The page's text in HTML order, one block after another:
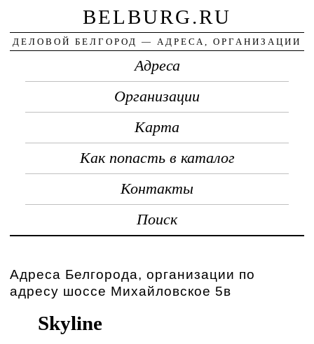
BELBURG.RU
ДЕЛОВОЙ БЕЛГОРОД — АДРЕСА, ОРГАНИЗАЦИИ
Адреса
Организации
Карта
Как попасть в каталог
Контакты
Поиск
Адреса Белгорода, организации по
адресу шоссе Михайловское 5в
Skyline